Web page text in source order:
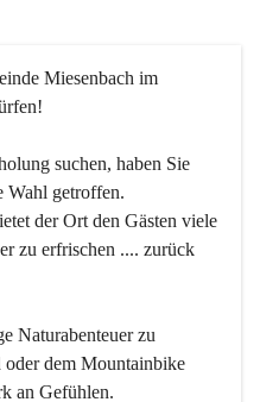
Miesenbach im
suchen, haben Sie
Wahl getroffen.
der Ort den Gästen viele
zu erfrischen .... zurück
Naturabenteuer zu
oder dem Mountainbike
an Gefühlen.